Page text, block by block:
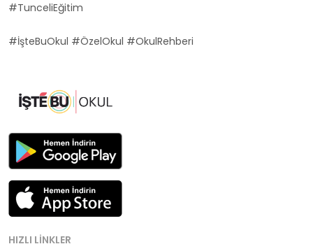
#TunceliEğitim
#İşteBuOkul #ÖzelOkul #OkulRehberi
HIZLI LINKLER